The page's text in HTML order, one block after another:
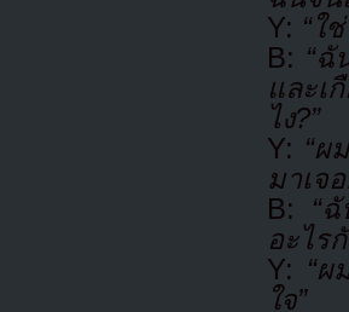
Y: “ใ
B: “ฉั
และเ
ไง?”
Y: “ผ
มาเจ
B: “
อะไร
Y: “
ใจ”